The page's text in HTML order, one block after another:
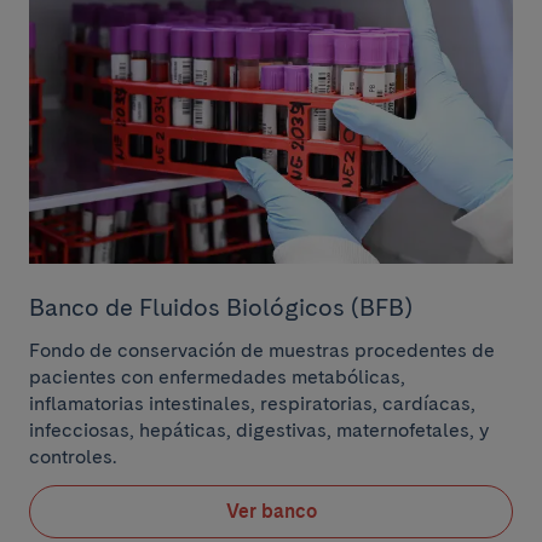
Banco de Fluidos Biológicos (BFB)
Fondo de conservación de muestras procedentes de
pacientes con enfermedades metabólicas,
inflamatorias intestinales, respiratorias, cardíacas,
infecciosas, hepáticas, digestivas, maternofetales, y
controles.
Ver banco